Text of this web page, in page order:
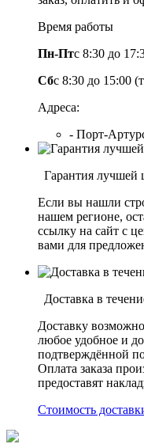
Время работы
Пн-Птс 8:30 до
Сбс 8:30 до 15:00
Адреса:
- Порт-
Гарантия лучшей
Если вы нашли
нашем регионе,
ссылку на сайт с
вами для
Доставка в
Доставку
любое удобное и
подтверждённой
Оплата заказа
предоставят
Стоимость